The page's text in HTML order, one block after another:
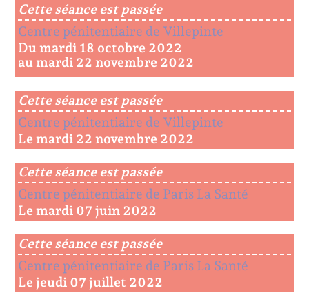
Cette séance est passée
Centre pénitentiaire de Villepinte
Du mardi 18 octobre 2022
au mardi 22 novembre 2022
Cette séance est passée
Centre pénitentiaire de Villepinte
Le mardi 22 novembre 2022
Cette séance est passée
Centre pénitentiaire de Paris La Santé
Le mardi 07 juin 2022
Cette séance est passée
Centre pénitentiaire de Paris La Santé
Le jeudi 07 juillet 2022